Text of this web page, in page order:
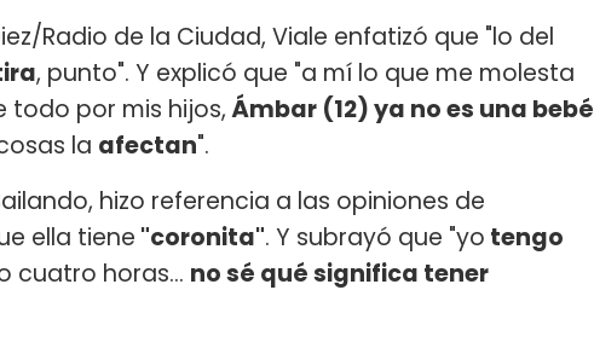
Radio de la Ciudad, Viale enfatizó que "lo del
, punto". Y explicó que "a mí lo que me molesta
todo por mis hijos,Ámbar (12) ya no es una bebé
la afectan".
hizo referencia a las opiniones de
ella tiene "coronita". Y subrayó que "yo tengo
cuatro horas... no sé qué significa tener